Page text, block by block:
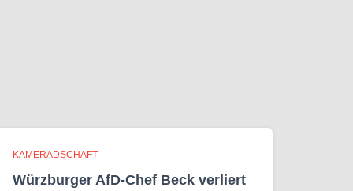
KAMERADSCHAFT
Würzburger AfD-Chef Beck verliert